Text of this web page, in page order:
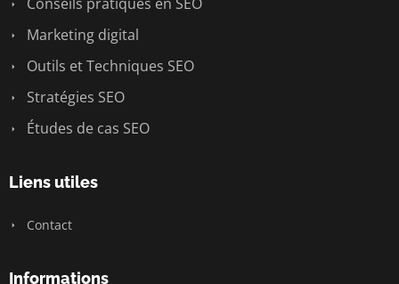
Marketing digital
Outils et Techniques SEO
Stratégies SEO
Études de cas SEO
Liens utiles
Contact
Informations